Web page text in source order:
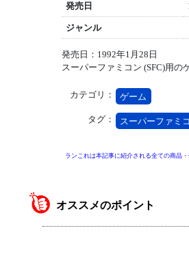
発売日
ジャンル
発売日：1992年1月28日
スーパーファミコン (SFC)用の
カテゴリ： ゲーム
タグ： スーパーファミ
ランこれは本記事に紹介される全ての商品
オススメのポイント